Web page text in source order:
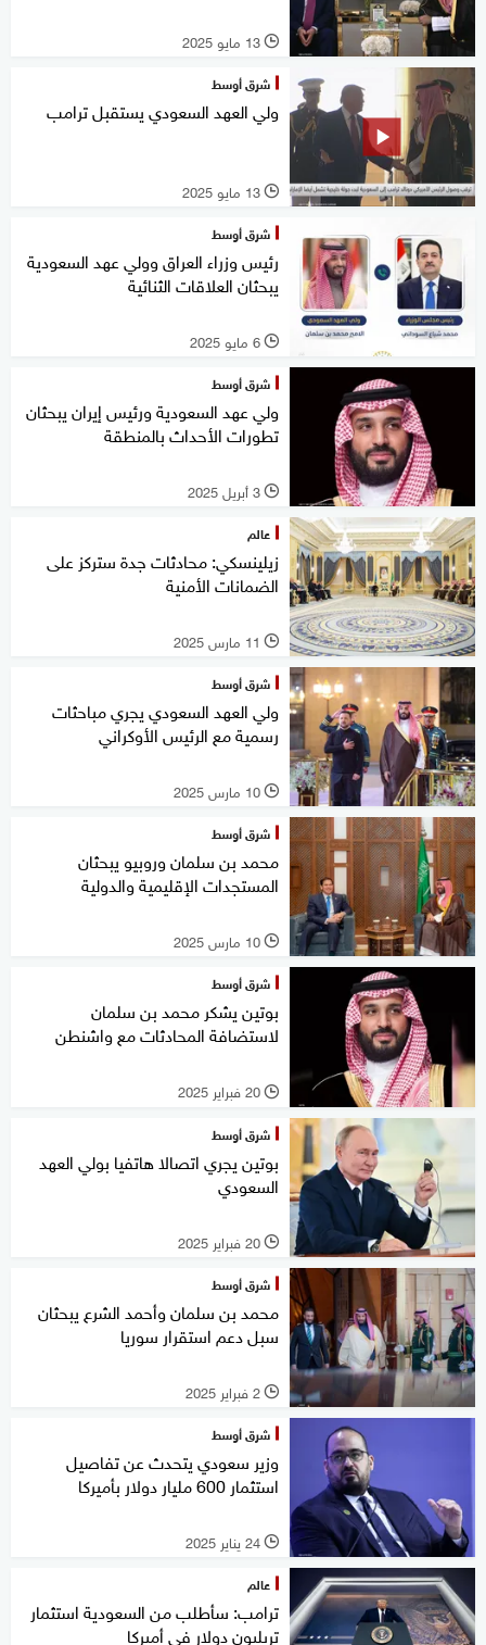
l 13 مايو 2025
شرق أوسط
ولي العهد السعودي يستقبل ترامب
l 13 مايو 2025
شرق أوسط
رئيس وزراء العراق وولي عهد السعودية
يبحثان العلاقات الثنائية
l 6 مايو 2025
شرق أوسط
ولي عهد السعودية ورئيس إيران يبحثان
تطورات الأحداث بالمنطقة
l 3 أبريل 2025
عالم
زيلينسكي: محادثات جدة ستركز على
الضمانات الأمنية
l 11 مارس 2025
شرق أوسط
ولي العهد السعودي يجري مباحثات
رسمية مع الرئيس الأوكراني
l 10 مارس 2025
شرق أوسط
محمد بن سلمان وروبيو يبحثان
المستجدات الإقليمية والدولية
l 10 مارس 2025
شرق أوسط
بوتين يشكر محمد بن سلمان
لاستضافة المحادثات مع واشنطن
l 20 فبراير 2025
شرق أوسط
بوتين يجري اتصالا هاتفيا بولي العهد
السعودي
l 20 فبراير 2025
شرق أوسط
محمد بن سلمان وأحمد الشرع يبحثان
سبل دعم استقرار سوريا
l 2 فبراير 2025
شرق أوسط
وزير سعودي يتحدث عن تفاصيل
استثمار 600 مليار دولار بأميركا
l 24 يناير 2025
عالم
ترامب: سأطلب من السعودية استثمار
تريليون دولار في أميركا